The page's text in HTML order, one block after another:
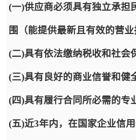
(一)供应商必须具有独立承担
围（能提供最新且有效的营业
(二)具有依法缴纳税收和社会
(三)具有良好的商业信誉和健
(四)具有履行合同所必需的专
(五)近3年内，在国家企业信